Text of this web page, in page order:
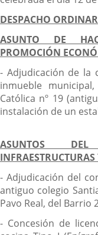
DESPACHO
ASUNTO DE
PROMOCIÓN
- Adjudicación de la
inmueble
Católica nº 19
instalación de un
ASUNTOS
- Adjudicación del
antiguo colegio
Pavo Real, del Barrio
- Concesión de